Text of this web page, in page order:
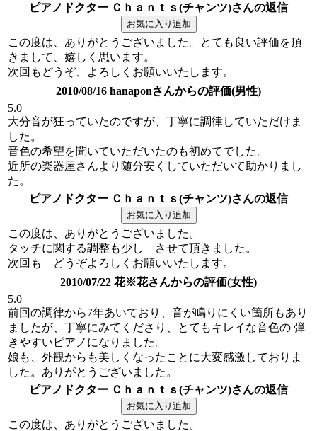
ピアノドクター Ｃｈａｎｔｓ(チャンツ)さんの返信
この度は、ありがとうございました。とても良い評価を頂
きまして、嬉しく思います。
次回もどうぞ、よろしくお願いいたします。
2010/08/16 hanaponさんからの評価(男性)
5.0
大分音が狂っていたのですが、丁寧に調律していただけま
した。
音色の希望を聞いていただいたのも初めてでした。
近所の楽器屋さんより随分安くしていただいて助かりまし
た。
ピアノドクター Ｃｈａｎｔｓ(チャンツ)さんの返信
この度は、ありがとうございました。
タッチに関する調整も少し させて頂きました。
次回も どうぞよろしくお願いいたします。
2010/07/22 花※花さんからの評価(女性)
5.0
前回の調律から7年あいており、音が鳴りにくい箇所もあり
ましたが、丁寧にみてくださり、とてもキレイな音色の 弾
きやすいピアノになりました。
娘も、外観からも美しくなったことに大変感激しておりま
した。ありがとうございました。
ピアノドクター Ｃｈａｎｔｓ(チャンツ)さんの返信
この度は、ありがとうございました。